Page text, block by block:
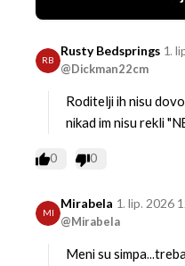
RB
Rusty Bedsprings
@Dickman22cm
1.
Roditelji ih nisu
nikad im nisu rekli
0 0
MI
Mirabela
@Mirabela
1. lip. 2026
Meni su